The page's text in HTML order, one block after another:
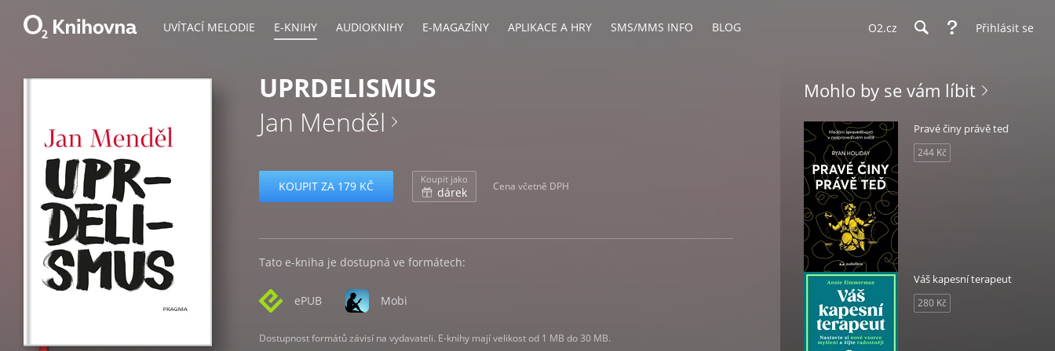
UVÍTACÍ MELODIE E-KNIHY AUDIOKNIHY E-MAGAZÍNY APLIKACE A HRY SMS/MMS INFO BLOG O2.cz Přihlásit se
UPRDELISMUS
Jan Menděl
KOUPIT ZA 179 KČ Koupit jako
dárek Cena včetně DPH
Tato e-kniha je dostupná ve formátech:
ePUB Mobi
Dostupnost formátů závisí na vydavateli. E-knihy mají velikost od 1 MB do 30 MB.
Mohlo by se vám líbit
Pravé činy právě teď
244 Kč
Váš kapesní terapeut
280 Kč